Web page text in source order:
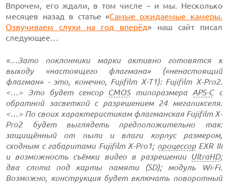
Впрочем, его ждали, в том числе – и мы. Несколько
месяцев назад в статье «Самые ожидаемые камеры.
Озвучиваем слухи на год вперёд» наш сайт писал
следующее…
«…Зато поклонники марки активно готовятся к
выходу «настоящего флагмана» («ненастоящий
флагман» - это, конечно, Fujifilm X-T1): Fujifilm X-Pro2.
<…> Это будет сенсор CMOSтипоразмера APS-Cс
обратной засветкой с разрешением 24 мегапикселя.
<…> По своих характеристикам флагманская Fujifilm X-
Pro2 будет выглядеть предположительно так:
защищённый от пыли и влаги корпус размером,
сходным с габаритами Fujifilm X-Pro1; процессорEXR III
и возможность съёмки видео в разрешении UltraHD;
два слота под карты памяти (SD); модуль Wi-Fi.
Возможно, конструкция будет включать поворотный